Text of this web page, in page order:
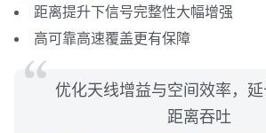
距离提升下信号完整性大幅增强
高可靠高速覆盖更有保障
优化天线增益与空间效率，
距离吞吐